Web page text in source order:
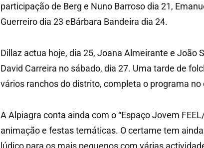
participação de Berg e Nuno Barroso dia 21,
Guerreiro dia 23 eBárbara Bandeira dia 24.
Dillaz actua hoje, dia 25, Joana Almeirante e João
David Carreira no sábado, dia 27. Uma tarde de
vários ranchos do distrito, completa o programa no
A Alpiagra conta ainda com o “Espaço Jovem
animação e festas temáticas. O certame tem